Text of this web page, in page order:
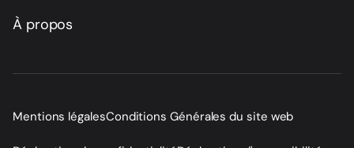
À propos
Mentions légalesConditions Générales du site web